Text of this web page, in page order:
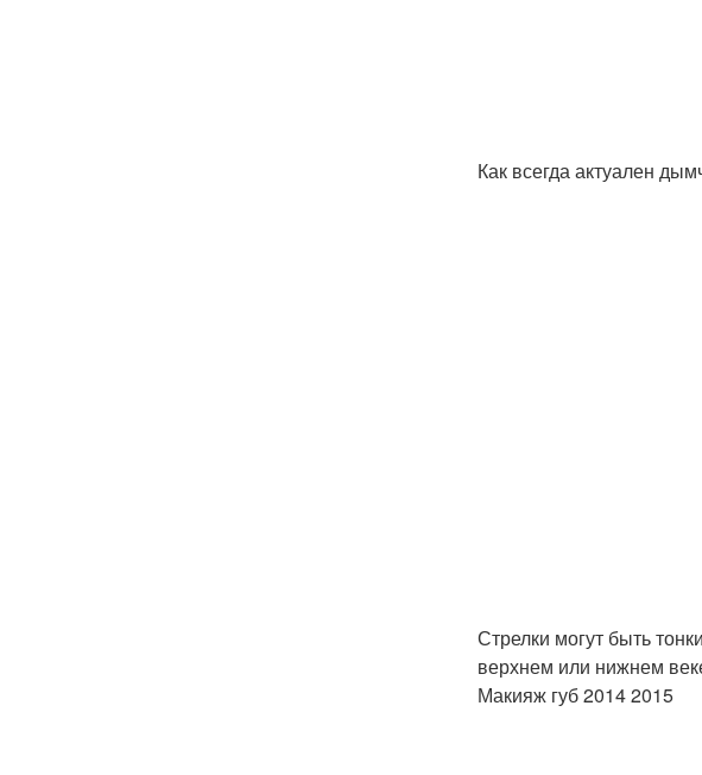
Как всегда актуален
Стрелки могут быть
верхнем или нижнем
Макияж губ 2014 2015